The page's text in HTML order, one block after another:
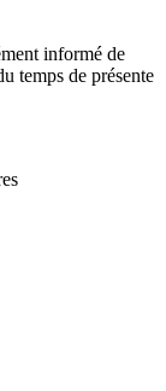
informé de
temps de présente